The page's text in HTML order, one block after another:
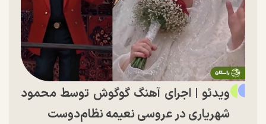
ویدئو | اجرای آهنگ گوگوش توسط محمود
شهریاری در عروسی نعیمه نظام‌دوست